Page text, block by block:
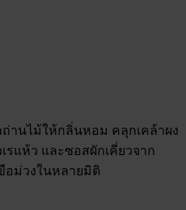
ถ่านไม้ให้กลิ่นหอม คลุกเคล้าผง
เรแห้ว และซอสผักเคี่ยวจาก
อม่วงในหลายมิติ